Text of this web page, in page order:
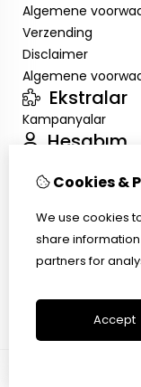
Algemene
Verzending
Disclaimer
Algemene
Ekstralar
Kampanyalar
Hesabım
Sipariş Geçmişim
Müşteri
Ürün İadesi
Cookies &
We use cookies
share
partners for
Accept